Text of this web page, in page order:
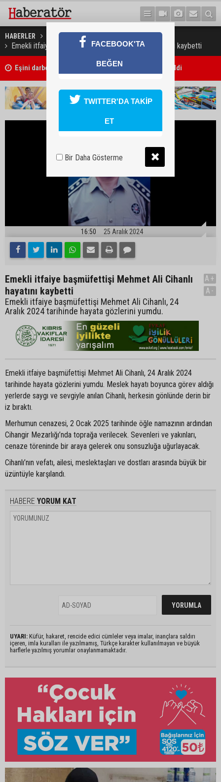
HABERLER GÜNDEM
Emekli itfaiye başmüfettişi Mehmet Ali Cihanlı hayatını kaybetti
Girne’de işlenen cinayetin ardından 7 kişi tutuklandı
16:50 25 Aralık 2024
Emekli itfaiye başmüfettişi Mehmet Ali Cihanlı
hayatını kaybetti
Emekli itfaiye başmüfettişi Mehmet Ali Cihanlı, 24
Aralık 2024 tarihinde hayata gözlerini yumdu.
A+
A-
Emekli itfaiye başmüfettişi Mehmet Ali Cihanlı, 24 Aralık 2024
tarihinde hayata gözlerini yumdu. Meslek hayatı boyunca görev aldığı
yerlerde saygı ve sevgiyle anılan Cihanlı, herkesin gönlünde derin bir
iz bıraktı.
Merhumun cenazesi, 2 Ocak 2025 tarihinde öğle namazının ardından
Cihangir Mezarlığı’nda toprağa verilecek. Sevenleri ve yakınları,
cenaze töreninde bir araya gelerek onu sonsuzluğa uğurlayacak.
Cihanlı’nın vefatı, ailesi, meslektaşları ve dostları arasında büyük bir
üzüntüyle karşılandı.
HABERE YORUM KAT
UYARI: Küfür, hakaret, rencide edici cümleler veya imalar, inançlara saldırı
içeren, imla kuralları ile yazılmamış, Türkçe karakter kullanılmayan ve büyük
harflerle yazılmış yorumlar onaylanmamaktadır.
FACEBOOK'TA
BEĞEN
TWITTER'DA TAKİP
ET
Bir Daha Gösterme